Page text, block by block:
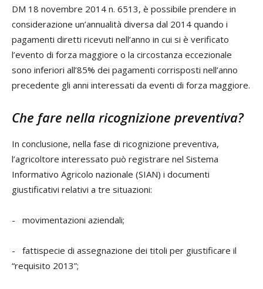
DM 18 novembre 2014 n. 6513, è possibile prendere in
considerazione un’annualità diversa dal 2014 quando i
pagamenti diretti ricevuti nell’anno in cui si è verificato
l’evento di forza maggiore o la circostanza eccezionale
sono inferiori all’85% dei pagamenti corrisposti nell’anno
precedente gli anni interessati da eventi di forza maggiore.
Che fare nella ricognizione preventiva?
In conclusione, nella fase di ricognizione preventiva,
l’agricoltore interessato può registrare nel Sistema
Informativo Agricolo nazionale (SIAN) i documenti
giustificativi relativi a tre situazioni:
- movimentazioni aziendali;
- fattispecie di assegnazione dei titoli per giustificare il
“requisito 2013”;